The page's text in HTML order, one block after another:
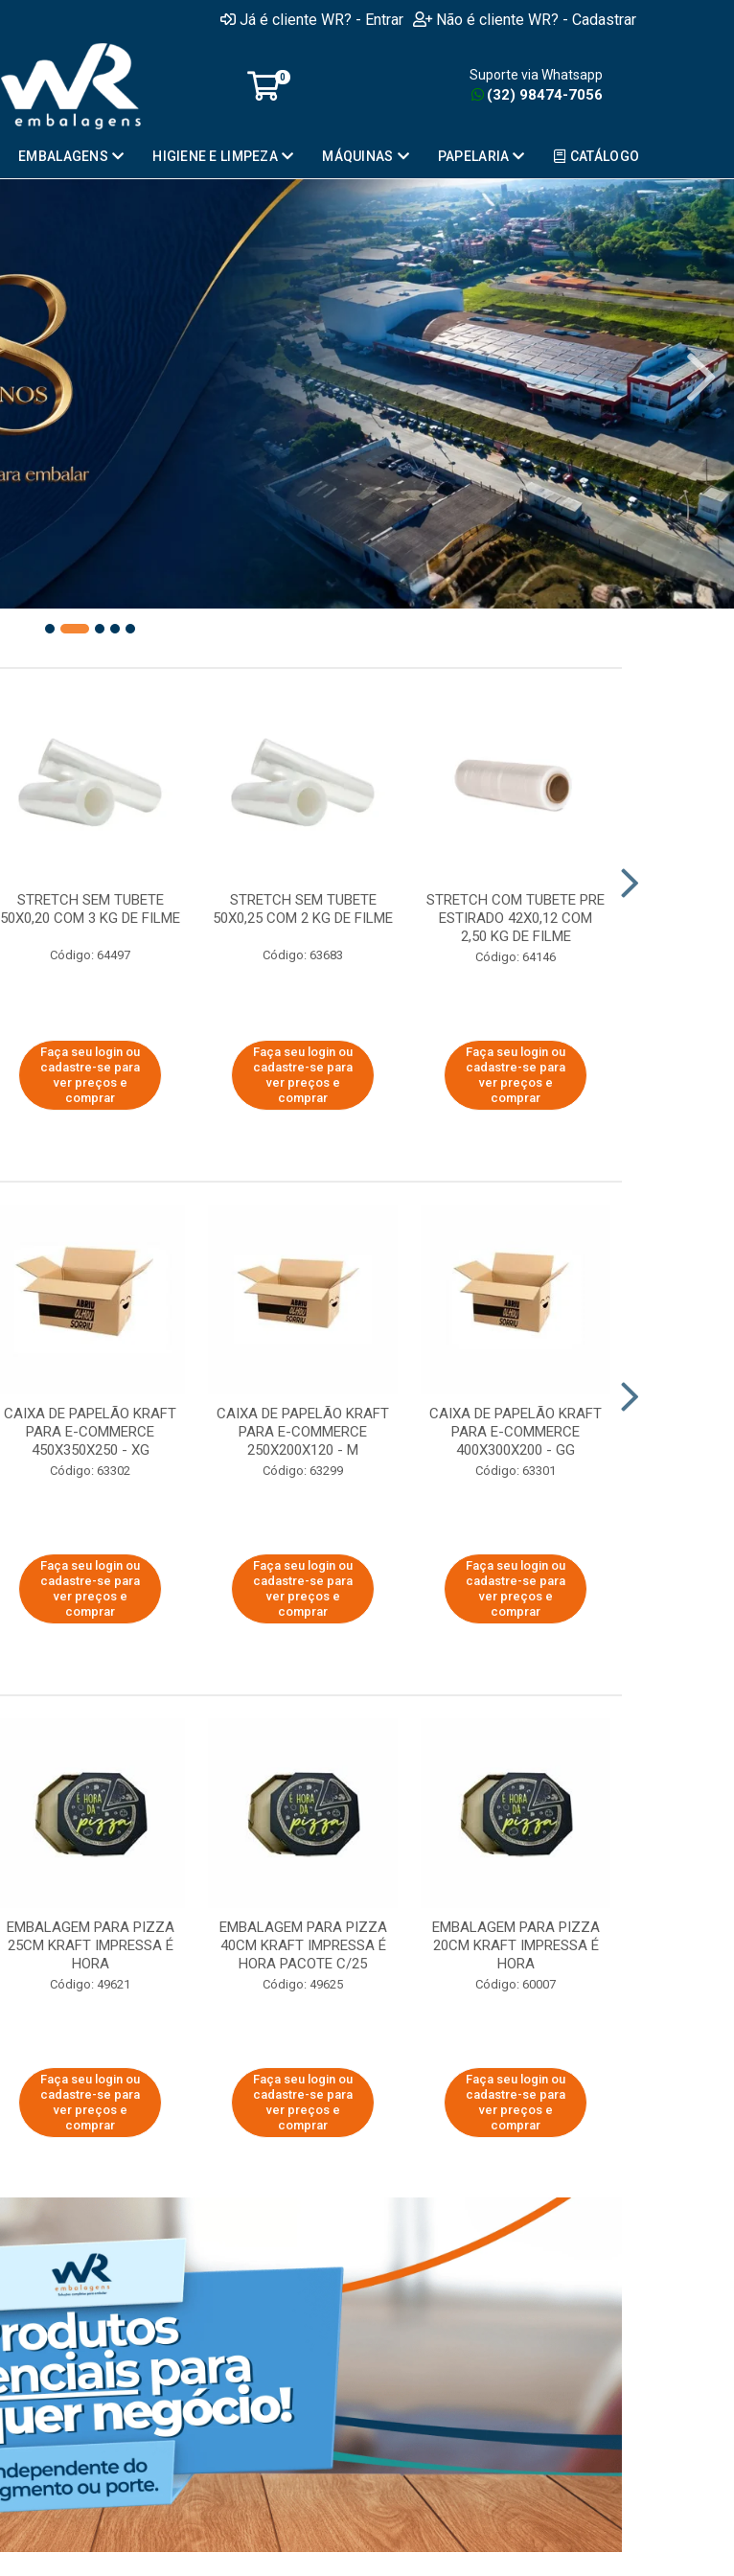
Já é cliente WR? - Entrar Não é cliente WR? - Cadastrar
0 Suporte via Whatsapp
(32) 98474-7056
EMBALAGENS HIGIENE E LIMPEZA MÁQUINAS PAPELARIA CATÁLOGO
STRETCH SEM TUBETE
50X0,20 COM 3 KG DE FILME
Código: 64497
Faça seu login ou
cadastre-se para
ver preços e
comprar
STRETCH SEM TUBETE
50X0,25 COM 2 KG DE FILME
Código: 63683
Faça seu login ou
cadastre-se para
ver preços e
comprar
STRETCH COM TUBETE PRE
ESTIRADO 42X0,12 COM
2,50 KG DE FILME
Código: 64146
Faça seu login ou
cadastre-se para
ver preços e
comprar
CAIXA DE PAPELÃO KRAFT
PARA E-COMMERCE
450X350X250 - XG
Código: 63302
Faça seu login ou
cadastre-se para
ver preços e
comprar
CAIXA DE PAPELÃO KRAFT
PARA E-COMMERCE
250X200X120 - M
Código: 63299
Faça seu login ou
cadastre-se para
ver preços e
comprar
CAIXA DE PAPELÃO KRAFT
PARA E-COMMERCE
400X300X200 - GG
Código: 63301
Faça seu login ou
cadastre-se para
ver preços e
comprar
EMBALAGEM PARA PIZZA
25CM KRAFT IMPRESSA É
HORA
Código: 49621
Faça seu login ou
cadastre-se para
ver preços e
comprar
EMBALAGEM PARA PIZZA
40CM KRAFT IMPRESSA É
HORA PACOTE C/25
Código: 49625
Faça seu login ou
cadastre-se para
ver preços e
comprar
EMBALAGEM PARA PIZZA
20CM KRAFT IMPRESSA É
HORA
Código: 60007
Faça seu login ou
cadastre-se para
ver preços e
comprar